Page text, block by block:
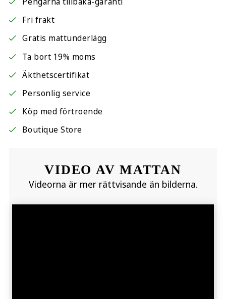
Fri frakt
Gratis mattunderlägg
Ta bort 19% moms
Äkthetscertifikat
Personlig service
Köp med förtroende
Boutique Store
VIDEO AV MATTAN
Videorna är mer rättvisande än bilderna.